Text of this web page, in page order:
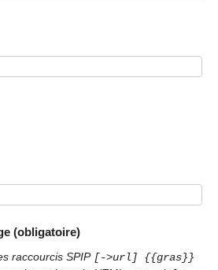
(obligatoire)
raccourcis SPIP [->url] {{gras}}